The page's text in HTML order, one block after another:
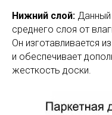
Нижний слой:
среднего слоя от
Он изготавливается
и обеспечивает
жесткость доски.